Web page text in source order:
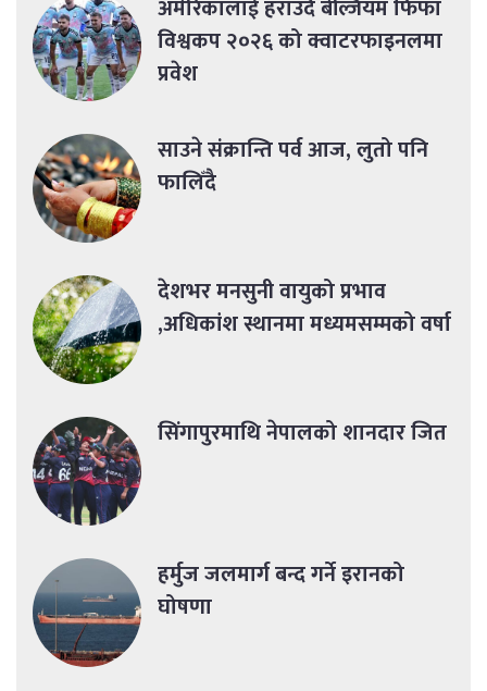
अमेरिकालाई हराउँदै बेल्जियम फिफा
विश्वकप २०२६ को क्वाटरफाइनलमा
प्रवेश
साउने संक्रान्ति पर्व आज, लुतो पनि
फालिँदै
देशभर मनसुनी वायुको प्रभाव
,अधिकांश स्थानमा मध्यमसम्मको वर्षा
सिंगापुरमाथि नेपालको शानदार जित
हर्मुज जलमार्ग बन्द गर्ने इरानको
घोषणा